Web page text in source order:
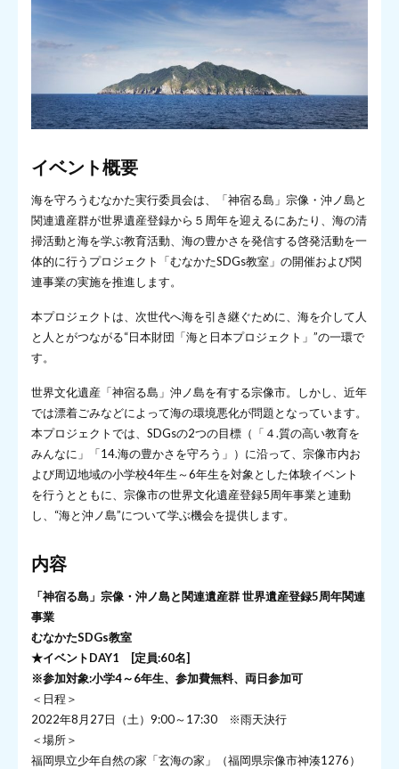
イベント概要
海を守ろうむなかた実行委員会は、「神宿る島」宗像・沖ノ島と
関連遺産群が世界遺産登録から５周年を迎えるにあたり、海の清
掃活動と海を学ぶ教育活動、海の豊かさを発信する啓発活動を一
体的に行うプロジェクト「むなかたSDGs教室」の開催および関
連事業の実施を推進します。
本プロジェクトは、次世代へ海を引き継ぐために、海を介して人
と人とがつながる“日本財団「海と日本プロジェクト」”の一環で
す。
世界文化遺産「神宿る島」沖ノ島を有する宗像市。しかし、近年
では漂着ごみなどによって海の環境悪化が問題となっています。
本プロジェクトでは、SDGsの2つの目標（「４.質の高い教育を
みんなに」「14.海の豊かさを守ろう」）に沿って、宗像市内お
よび周辺地域の小学校4年生～6年生を対象とした体験イベント
を行うとともに、宗像市の世界文化遺産登録5周年事業と連動
し、“海と沖ノ島”について学ぶ機会を提供します。
内容
「神宿る島」宗像・沖ノ島と関連遺産群 世界遺産登録5周年関連
事業
むなかたSDGs教室
★イベントDAY1 [定員:60名]
※参加対象:小学4～6年生、参加費無料、両日参加可
＜日程＞
2022年8月27日（土）9:00～17:30 ※雨天決行
＜場所＞
福岡県立少年自然の家「玄海の家」（福岡県宗像市神湊1276）